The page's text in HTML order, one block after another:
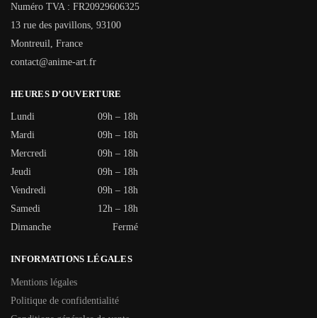
Numéro TVA : FR20929606325
13 rue des pavillons, 93100
Montreuil, France
contact@anime-art.fr
HEURES D’OUVERTURE
Lundi
09h – 18h
Mardi
09h – 18h
Mercredi
09h – 18h
Jeudi
09h – 18h
Vendredi
09h – 18h
Samedi
12h – 18h
Dimanche
Fermé
INFORMATIONS LÉGALES
Mentions légales
Politique de confidentialité